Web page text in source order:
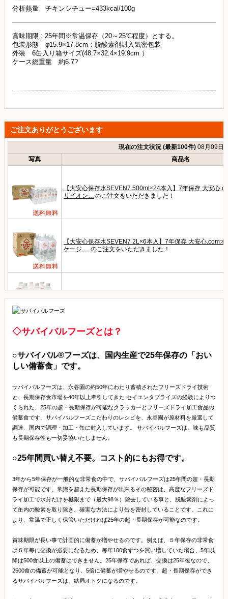
分析熱量 チキンシチュー=433kcal/100g
賞味期限 : 25年間※常温保存（20～25℃程度）とする。
包装形態 φ15.9×17.8cm：脱酸素剤封入気密包装
外装 6缶入り箱サイズ(48.7×32.4×19.9cm ）
ケース総重量 約6.7?
ご注文ありがとうございます
◇サバイバルフーズとは？
○サバイバル®フーズは、国内生産で25年保存の「おい
しい備蓄食」です。
サバイバルフーズは、永谷園の約50年にわたり蓄積されたフリーズドライ技術
と、長期保存食市場を40年以上牽引してきた セイエンタプライズの経験によりつ
くられた、25年の超・長期保存が可能なクラッカーとフリーズドライ加工食品の
備蓄食です。サバイバルフーズこだわりのレシピを、永谷園が原材料を厳選して
調達、国内で調理・加工・缶に封入しています。 サバイバルフーズは、味も品質
も長期保存性も一切妥協いたしません。
○25年間買い替え不要。コスト的にもお得です。
3年から5年保存が一般的な非常食の中で、サバイバルフーズは25年間の超・長期
保存が可能です。常識を超えた長期保存が出来るその秘密は、高度なフリーズド
ライ加工で水分だけを極限まで（最大98％）除去している事と、脱酸素剤によっ
て缶内の酸素を取り除き、確実な方法により缶を密封していることです。これに
より、常温で正しく保管いただければ25年の超・長期保存が可能なのです。
賞味期限が長い事で計画的に備蓄が増やせるのです。例えば、５年保存の非常食
は５年毎に交換が必要になるため、毎年100食ずつを買い増していた場合、5年以
降は500食以上の備蓄はできません。25年保存であれば、交換は25年後なので、
2500食の備蓄が可能となり、5倍に備蓄が増やせるのです。超・長期保存ができ
るサバイバルフーズは、結局オトクになるのです。